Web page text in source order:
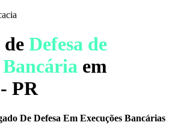
Defesa de
em
PR
De Defesa Em Execuções Bancárias